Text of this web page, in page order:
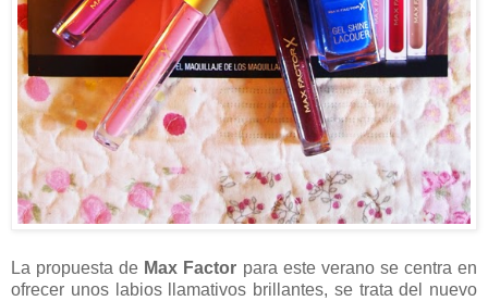
La propuesta de Max Factor para este verano se centra en
ofrecer unos labios llamativos brillantes, se trata del nuevo